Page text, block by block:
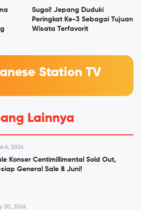
Sugoi! Jepang Duduki
Peringkat Ke-3 Sebagai Tujuan
Wisata Terfavorit
Station TV
Lainnya
6, 2026
Konser Centimillimental Sold Out,
General Sale 8 Juni!
30, 2026